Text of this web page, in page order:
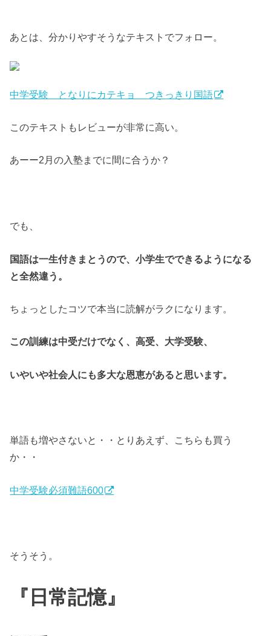
あとは、分かりやすそうなテキストでフォロー。
中学受験 となりにカテキョ つきっきり国語
このテキストもレビューが非常に高い。
あーー2月の入塾までに間に合うか？
でも、
国語は一生付きまとうので、小学生でできるようになる
と全然違う。
ちょっとしたコツで本当に読解がラクになります。
この訓練は中受だけでなく、高受、大学受験、
いやいや社会人にも多大な恩恵があると思います。
単語も増やさないと・・とりあえず、こちらも買う
か・・
中学受験必須難語600
そうそう。
『日常記憶』